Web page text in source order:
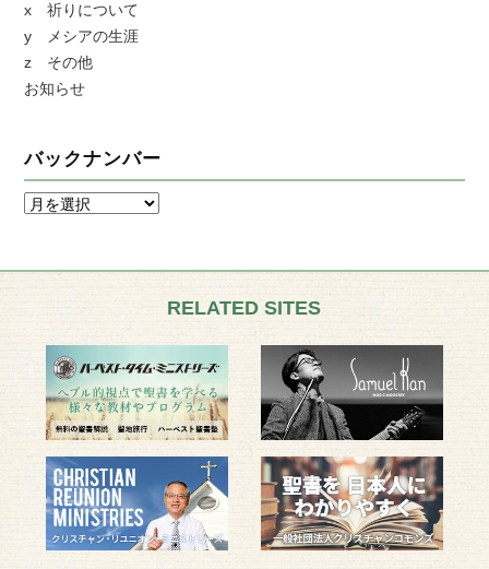
x 祈りについて
y メシアの生涯
z その他
お知らせ
バックナンバー
RELATED SITES